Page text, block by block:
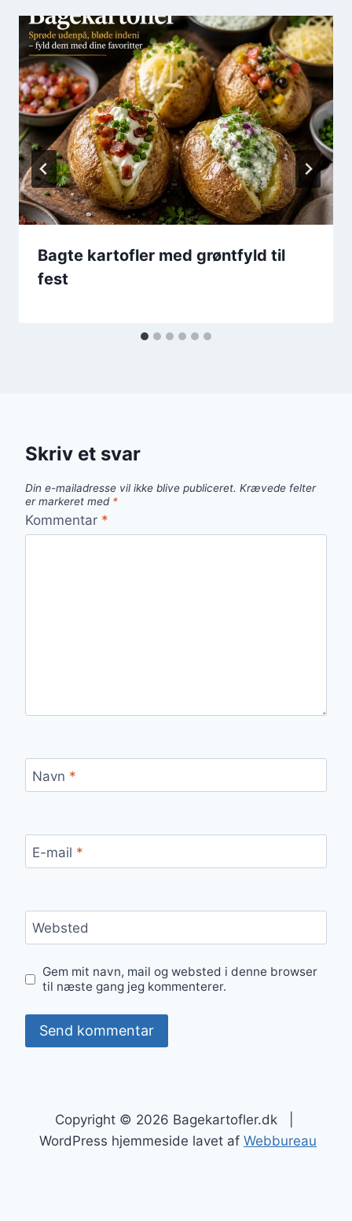
Bagte kartofler med grøntfyld til
fest
Skriv et svar
Din e-mailadresse vil ikke blive publiceret. Krævede felter
er markeret med *
Kommentar *
Navn *
E-mail *
Websted
Gem mit navn, mail og websted i denne browser
til næste gang jeg kommenterer.
Copyright © 2026 Bagekartofler.dk |
WordPress hjemmeside lavet af Webbureau